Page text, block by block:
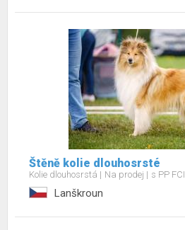
Štěně kolie dlouhosrsté
Kolie dlouhosrstá Na prodej s PP FCI
Lanškroun